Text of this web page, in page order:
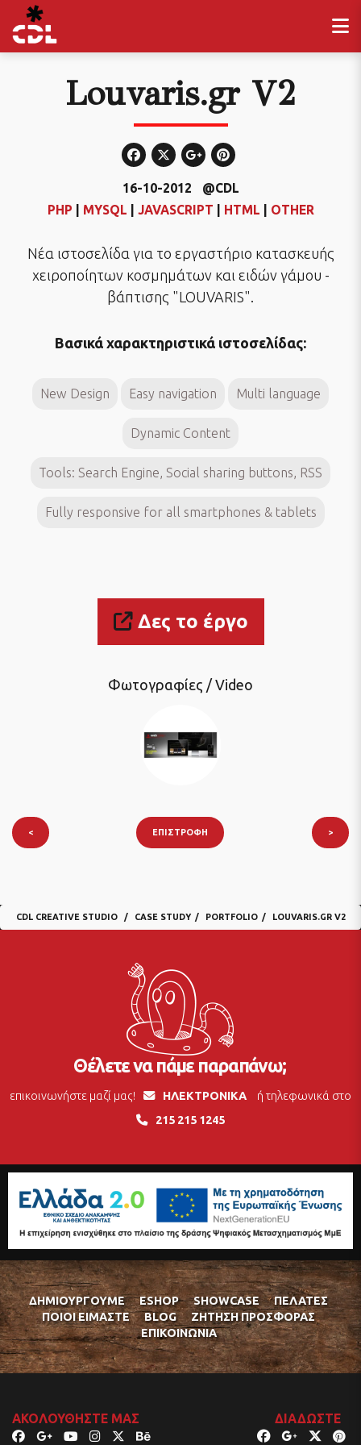
Louvaris.gr V2
16-10-2012
@CDL
PHP
MYSQL JAVASCRIPT HTML OTHER
Νέα ιστοσελίδα για τo εργαστήριο κατασκευής
χειροποίητων κοσμημάτων και ειδών γάμου -
βάπτισης "LOUVARIS".
Βασικά χαρακτηριστικά ιστοσελίδας:
New Design Easy navigation Multi language
Dynamic Content
Tools: Search Engine, Social sharing buttons, RSS
Fully responsive for all smartphones & tablets
Δες το έργο
Φωτογραφίες / Video
< ΕΠΙΣΤΡΟΦΉ >
CDL CREATIVE STUDIO CASE STUDY PORTFOLIO LOUVARIS.GR V2
Θέλετε να πάμε παραπάνω;
επικοινωνήστε μαζί μας! ΗΛΕΚΤΡΟΝΙΚΑ
ή τηλεφωνικά στο
215 215 1245
ΔΗΜΙΟΥΡΓΟΎΜΕ ESHOP SHOWCASE
ΠΕΛΆΤΕΣ
ΠΟΙΟΊ ΕΊΜΑΣΤΕ
BLOG
ΖΉΤΗΣΗ ΠΡΟΣΦΟΡΆΣ
ΕΠΙΚΟΙΝΩΝΊΑ
ΑΚΟΛΟΥΘΉΣΤΕ ΜΑΣ ΔΙΑΔΏΣΤΕ